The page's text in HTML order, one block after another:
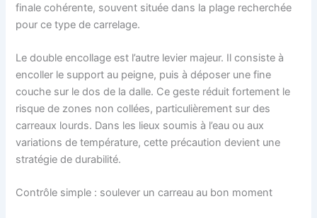
finale cohérente, souvent située dans la plage recherchée
pour ce type de carrelage.
Le double encollage est l’autre levier majeur. Il consiste à
encoller le support au peigne, puis à déposer une fine
couche sur le dos de la dalle. Ce geste réduit fortement le
risque de zones non collées, particulièrement sur des
carreaux lourds. Dans les lieux soumis à l’eau ou aux
variations de température, cette précaution devient une
stratégie de durabilité.
Contrôle simple : soulever un carreau au bon moment